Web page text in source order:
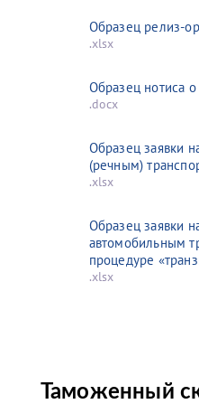
Образец релиз-
.xlsx
Образец нотиса
.docx
Образец заявки
(речным)
.xlsx
Образец заявки
автомобильным
процедуре
.xlsx
Таможенный